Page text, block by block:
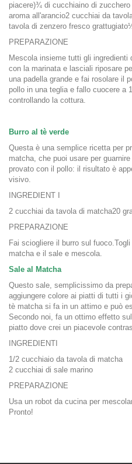
piacere)¾ di cucchiaino di
aroma all'arancio2 cucchiai da
tavola di zenzero fresco
PREPARAZIONE
Mescola insieme tutti gli
con la marinata e lasciali riposare
una padella grande e fai rosolare il
pollo in una teglia e fallo cuocere a
controllando la cottura.
Burro al tè verde
Questa è una semplice ricetta per
matcha, che puoi usare per
provato con il pollo: il risultato è
visivo.
INGREDIENT I
2 cucchiai da tavola di matcha20
PREPARAZIONE
Fai sciogliere il burro sul
matcha e il sale e mescola.
Sale al Matcha
Questo sale, semplicissimo da
aggiungere colore ai piatti di tutti i
tè matcha si fa in un attimo e può
Secondo noi, fa un ottimo effetto
piatto dove crei un piacevole
INGREDIENTI
1/2 cucchiaio da tavola di matcha
2 cucchiai di sale marino
PREPARAZIONE
Usa un robot da cucina per
Pronto!